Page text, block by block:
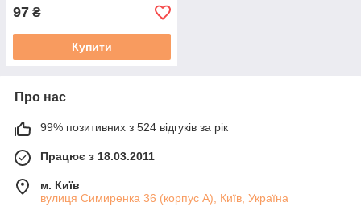
97 ₴
Купити
Про нас
99% позитивних з 524 відгуків за рік
Працює з 18.03.2011
м. Київ
вулиця Симиренка 36 (корпус А), Київ, Україна